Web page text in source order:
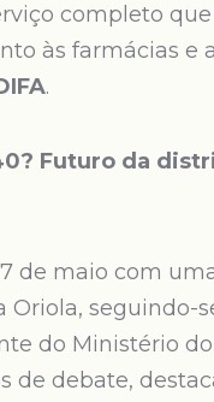
completo
às farmácias e
.
Futuro da
de maio com
Oriola, seguindo-
do Ministério
debate,